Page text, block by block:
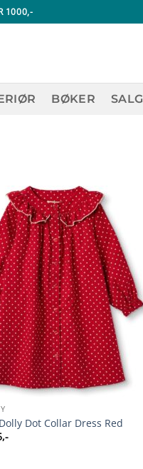
1000,-
BØKER SALG
Dot Collar Dress Red
,-